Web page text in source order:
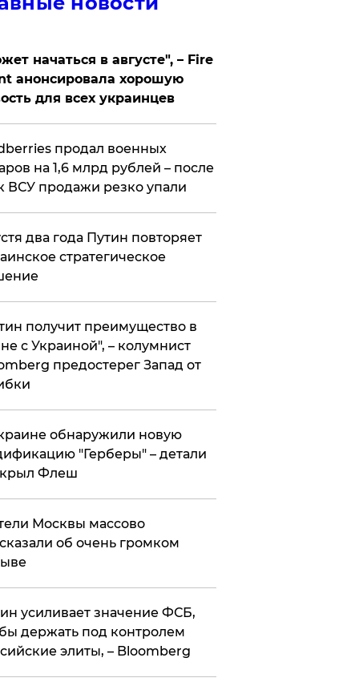
начаться в августе", – Fire
анонсировала хорошую
для всех украинцев
продал военных
на 1,6 млрд рублей – после
ВСУ продажи резко упали
два года Путин повторяет
стратегическое
получит преимущество в
с Украиной", – колумнист
предостерег Запад от
обнаружили новую
"Герберы" – детали
Флеш
Москвы массово
об очень громком
усиливает значение ФСБ,
держать под контролем
элиты, – Bloomberg